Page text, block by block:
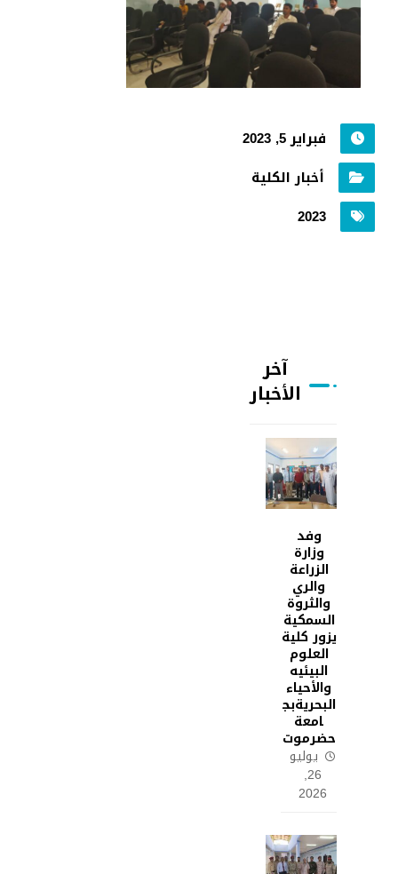
فبراير 5, 2023
أخبار الكلية
2023
آخر
الأخبار
وفد
وزارة
الزراعة
والري
والثروة
السمكية
يزور كلية
العلوم
البيئيه
والأحياء
البحريةبج
امعة
حضرموت
يوليو
26,
2026